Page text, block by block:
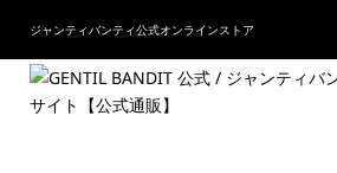
ジャンティバンティ公式オンラインストア